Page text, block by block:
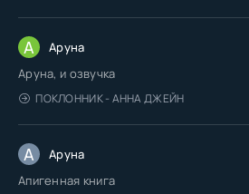
А Аруна
Аруна, и озвучка
ПОКЛОННИК - АННА ДЖЕЙН
А Аруна
Апигенная книга